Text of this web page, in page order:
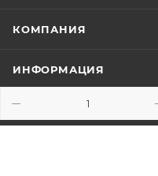
КОМПАНИЯ
ИНФОРМАЦИЯ